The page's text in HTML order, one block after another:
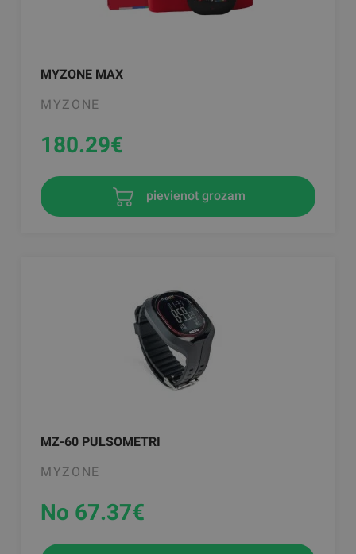
MYZONE MAX
MYZONE
180.29€
pievienot grozam
MZ-60 PULSOMETRI
MYZONE
No 67.37€